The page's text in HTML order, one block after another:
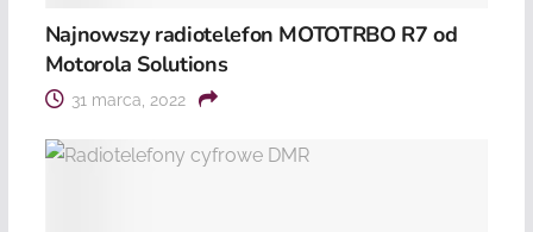
Najnowszy radiotelefon MOTOTRBO R7 od
Motorola Solutions
31 marca, 2022